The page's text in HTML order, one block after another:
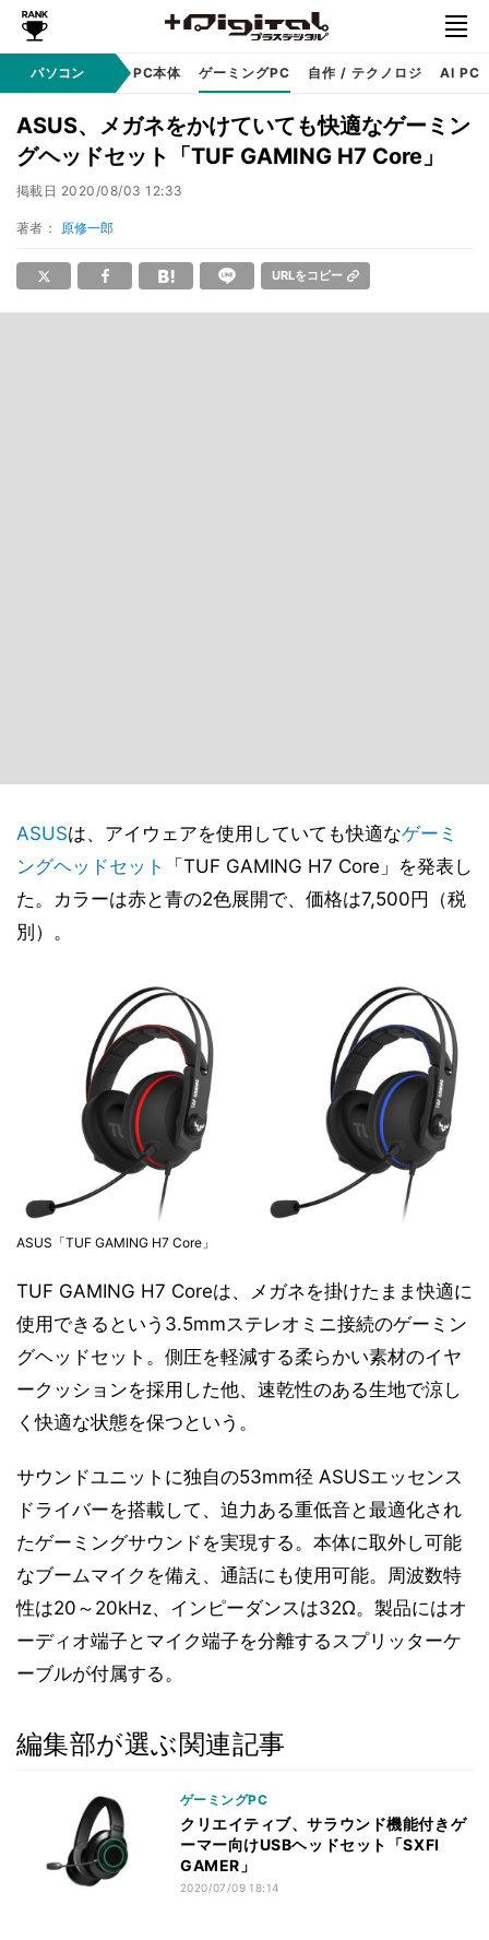
パソコンアップル PC本体 ゲーミングPC 自作 / テクノロジ AI PC
ASUS、メガネをかけていても快適なゲーミン
グヘッドセット「TUF GAMING H7 Core」
掲載日 2020/08/03 12:33
著者： 原修一郎
URLをコピー
ASUSは、アイウェアを使用していても快適なゲーミ
ングヘッドセット
「TUF GAMING H7 Core」を発表し
た。カラーは赤と青の2色展開で、価格は7,500円（税
別）。
ASUS「TUF GAMING H7 Core」
TUF GAMING H7 Coreは、メガネを掛けたまま快適に
使用できるという3.5mmステレオミニ接続のゲーミン
グヘッドセット。側圧を軽減する柔らかい素材のイヤ
ークッションを採用した他、速乾性のある生地で涼し
く快適な状態を保つという。
サウンドユニットに独自の53mm径 ASUSエッセンス
ドライバーを搭載して、迫力ある重低音と最適化され
たゲーミングサウンドを実現する。本体に取外し可能
なブームマイクを備え、通話にも使用可能。周波数特
性は20～20kHz、インピーダンスは32Ω。製品にはオ
ーディオ端子とマイク端子を分離するスプリッターケ
ーブルが付属する。
編集部が選ぶ関連記事
ゲーミングPC
クリエイティブ、サラウンド機能付きゲ
ーマー向けUSBヘッドセット「SXFI
GAMER」
2020/07/09 18:14